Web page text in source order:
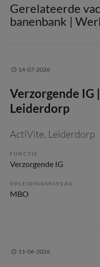
Gerelateerde
banenbank |
14-07-2026
Verzorgende IG
Leiderdorp
ActiVite, Leiderdorp
FUNCTIE
Verzorgende IG
OPLEIDINGSNIVEAU
MBO
11-06-2026